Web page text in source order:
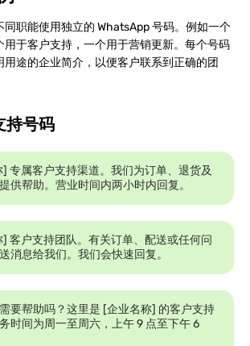
同职能使用独立的 WhatsApp 号码。例如一个
用于客户支持，一个用于营销更新。每个号码
用途的企业简介，以便客户联系到正确的团
持号码
专属客户支持渠道。我们为订单、退货及
供帮助。营业时间内两小时内回复。
客户支持团队。有关订单、配送或任何问
消息给我们。我们会快速回复。
要帮助吗？这里是 [企业名称] 的客户支持
时间为周一至周六，上午 9 点至下午 6